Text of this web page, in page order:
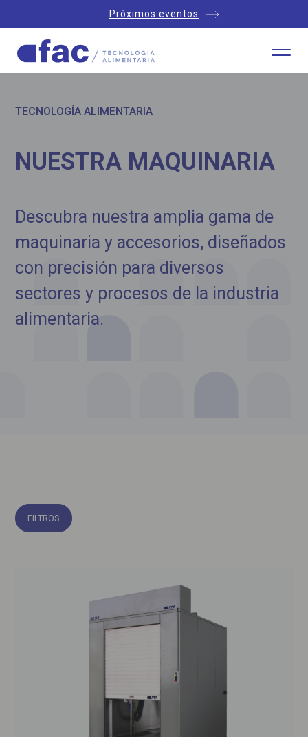
Próximos eventos
TECNOLOGÍA ALIMENTARIA
NUESTRA MAQUINARIA
Descubra nuestra amplia gama de
maquinaria y accesorios, diseñados
con precisión para diversos
sectores y procesos de la industria
alimentaria.
FILTROS